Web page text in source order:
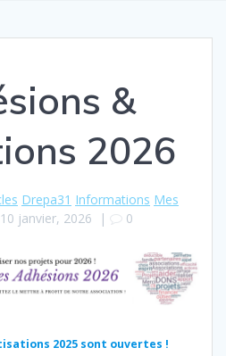
&
2026
Drepa31 Informations Mes
10 janvier, 2026 | 0
2025 sont ouvertes !